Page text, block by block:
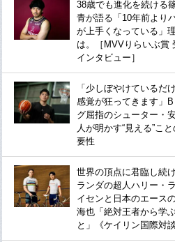
38歳でも進化を続ける
青が語る「10年前より
が上手くなっている」
は。［MVVりらいぶ賞
インタビュー］
「少しぼやけているだ
感覚が狂ってきます」B
グ屈指のシューター・
人が明かす“見える”こ
要性
世界の頂点に君臨し続
ランダの超人ハリー・
イセンと日本のエース
海也「絶対王者から学
と」《ケイリン国際対